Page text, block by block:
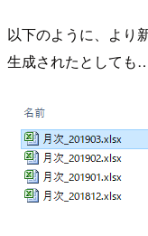
以下のように、より
生成されたとしても